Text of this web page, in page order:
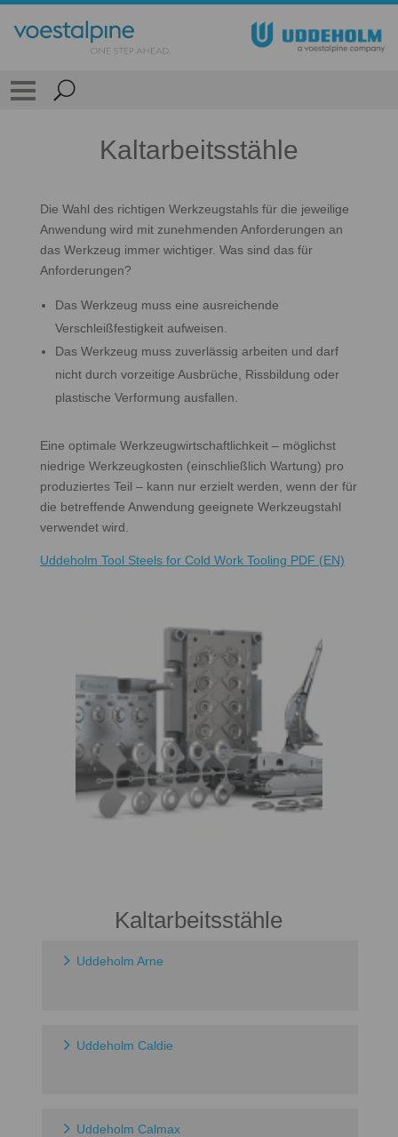
Kaltarbeitsstähle
Die Wahl des richtigen Werkzeugstahls für die jeweilige
Anwendung wird mit zunehmenden Anforderungen an
das Werkzeug immer wichtiger. Was sind das für
Anforderungen?
Das Werkzeug muss eine ausreichende
Verschleißfestigkeit aufweisen.
Das Werkzeug muss zuverlässig arbeiten und darf
nicht durch vorzeitige Ausbrüche, Rissbildung oder
plastische Verformung ausfallen.
Eine optimale Werkzeugwirtschaftlichkeit – möglichst
niedrige Werkzeugkosten (einschließlich Wartung) pro
produziertes Teil – kann nur erzielt werden, wenn der für
die betreffende Anwendung geeignete Werkzeugstahl
verwendet wird.
Uddeholm Tool Steels for Cold Work Tooling PDF (EN)
Kaltarbeitsstähle
Uddeholm Arne
Uddeholm Caldie
Uddeholm Calmax